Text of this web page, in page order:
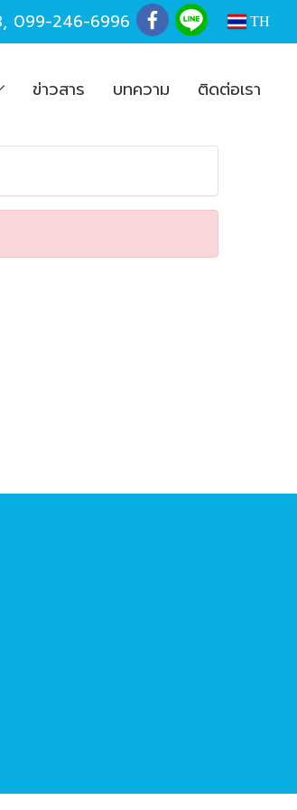
, 099-246-6996 TH
ข่าวสาร บทความ ติดต่อเรา